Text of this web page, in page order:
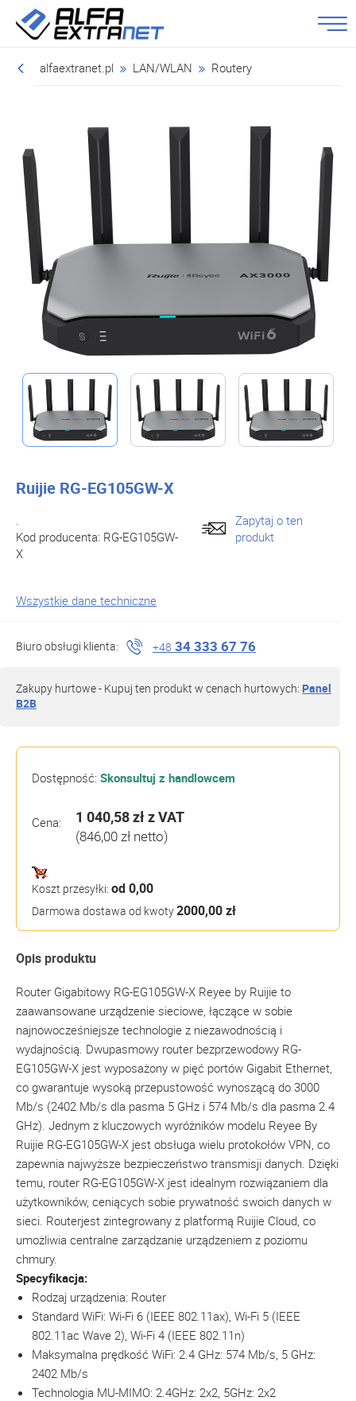
alfaextranet.pl LAN/WLAN Routery
Ruijie RG-EG105GW-X
.
Kod producenta: RG-EG105GW-
X
Zapytaj o ten
produkt
Wszystkie dane techniczne
Biuro obsługi klienta: +48 34 333 67 76
Zakupy hurtowe - Kupuj ten produkt w cenach hurtowych: Panel
B2B
Dostępność: Skonsultuj z handlowcem
Cena: 1 040,58 złz VAT
(846,00 zł netto)
Koszt przesyłki: od 0,00
Darmowa dostawa od kwoty2000,00 zł
Opis produktu
Router Gigabitowy RG-EG105GW-X Reyee by Ruijie to
zaawansowane urządzenie sieciowe, łączące w sobie
najnowocześniejsze technologie z niezawodnością i
wydajnością. Dwupasmowy router bezprzewodowy RG-
EG105GW-X jest wyposażony w pięć portów Gigabit Ethernet,
co gwarantuje wysoką przepustowość wynoszącą do 3000
Mb/s (2402 Mb/s dla pasma 5 GHz i 574 Mb/s dla pasma 2.4
GHz). Jednym z kluczowych wyróżników modelu Reyee By
Ruijie RG-EG105GW-X jest obsługa wielu protokołów VPN, co
zapewnia najwyższe bezpieczeństwo transmisji danych. Dzięki
temu, router RG-EG105GW-X jest idealnym rozwiązaniem dla
użytkowników, ceniących sobie prywatność swoich danych w
sieci. Routerjest zintegrowany z platformą Ruijie Cloud, co
umożliwia centralne zarządzanie urządzeniem z poziomu
chmury.
Specyfikacja:
Rodzaj urządzenia: Router
Standard WiFi: Wi-Fi 6 (IEEE 802.11ax), Wi-Fi 5 (IEEE
802.11ac Wave 2), Wi-Fi 4 (IEEE 802.11n)
Maksymalna prędkość WiFi: 2.4 GHz: 574 Mb/s, 5 GHz:
2402 Mb/s
Technologia MU-MIMO: 2.4GHz: 2x2, 5GHz: 2x2